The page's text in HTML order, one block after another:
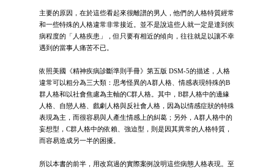
主要的原因，在於這些看起來很離譜的男人，他們的人格特質經常
和一些特殊的人格違常非常接近。並不是說這些人就一定是達到疾
病程度的「人格疾患」，但只要有相近的傾向，往往就足以讓不幸
遇到的當事人痛苦不已。
依照美國《精神疾病診斷準則手冊》第五版 DSM-5的描述，人格
違常可以粗分為三大類：思考怪異的A群人格、情感表現特殊的B
群人格和以社會焦慮為主軸的C群人格。其中，B群人格中的邊緣
人格、自戀人格、戲劇人格與反社會人格，因為以情感症狀的特殊
表現為主，而很容易與人產生情感上的糾葛；另外，A群人格中的
妄想型，C群人格中的依賴、強迫型，則是因其異常的人格特質，
而容易造成另一半的困擾。
所以本書的前半，用改寫過的實際案例說明這些病態人格表現。至